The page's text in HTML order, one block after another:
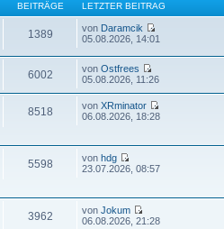
BEITRÄGE LETZTER BEITRAG
1389 von Daramcik
05.08.2026, 14:01
6002 vonOstfrees
05.08.2026, 11:26
8518 vonXRminator
06.08.2026, 18:28
5598 vonhdg
23.07.2026, 08:57
3962 vonJokum
06.08.2026, 21:28